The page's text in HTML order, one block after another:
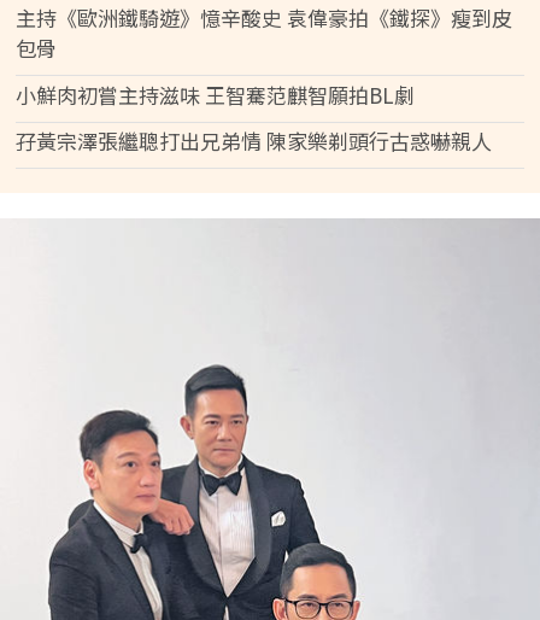
主持《歐洲鐵騎遊》憶辛酸史 袁偉豪拍《鐵探》瘦到皮
包骨
小鮮肉初嘗主持滋味 王智騫范麒智願拍BL劇
孖黃宗澤張繼聰打出兄弟情 陳家樂剃頭行古惑嚇親人